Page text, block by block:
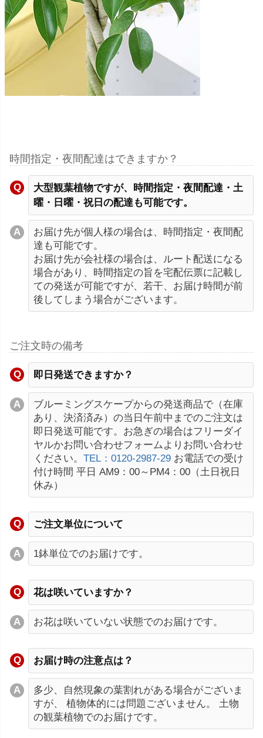
時間指定・夜間配達はできますか？
大型観葉植物ですが、時間指定・夜間配達・土
曜・日曜・祝日の配達も可能です。
お届け先が個人様の場合は、時間指定・夜間配
達も可能です。
お届け先が会社様の場合は、ルート配送になる
場合があり、時間指定の旨を宅配伝票に記載し
ての発送が可能ですが、若干、お届け時間が前
後してしまう場合がございます。
ご注文時の備考
即日発送できますか？
ブルーミングスケープからの発送商品で（在庫
あり、決済済み）の当日午前中までのご注文は
即日発送可能です。お急ぎの場合はフリーダイ
ヤルかお問い合わせフォームよりお問い合わせ
ください。 TEL：0120-2987-29 お電話での受け
付け時間 平日 AM9：00～PM4：00（土日祝日
休み）
ご注文単位について
1鉢単位でのお届けです。
花は咲いていますか？
お花は咲いていない状態でのお届けです。
お届け時の注意点は？
多少、自然現象の葉割れがある場合がございま
すが、 植物体的には問題ございません。 土物
の観葉植物でのお届けです。